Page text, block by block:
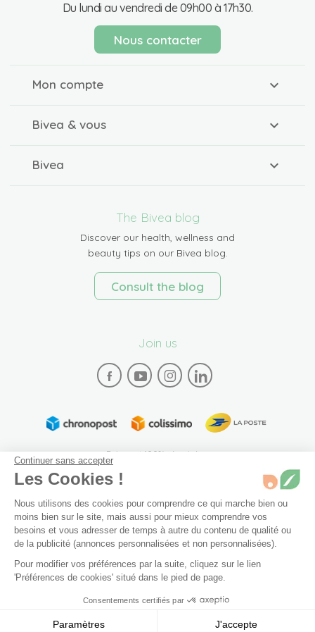
2,5 cm En stock
Ajouter au panier 5,90 €
Du lundi au vendredi de 09h00 à 17h30.
Nous contacter
Mon compte
Bivea & vous
Bivea
The Bivea blog
Discover our health, wellness and
beauty tips on our Bivea blog.
Consult the blog
Join us
Paiement 100% sécurisé
Plan du site Mentions légales Conditions générales de vente
Archives Accessibilité: partiellement conforme (94%)
Préférences de cookies
© 2026 Bivea. Tous les droits sont réservés
Continuer sans accepter
Les Cookies !
Nous utilisons des cookies pour comprendre ce qui marche bien ou
moins bien sur le site, mais aussi pour mieux comprendre vos
besoins et vous adresser de temps à autre du contenu de qualité ou
de la publicité (annonces personnalisées et non personnalisées).
Pour modifier vos préférences par la suite, cliquez sur le lien
'Préférences de cookies' situé dans le pied de page.
Consentements certifiés par
Paramètres J'accepte